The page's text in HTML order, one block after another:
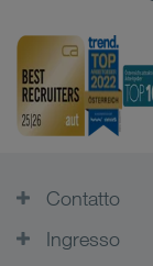
Contatto
Ingresso